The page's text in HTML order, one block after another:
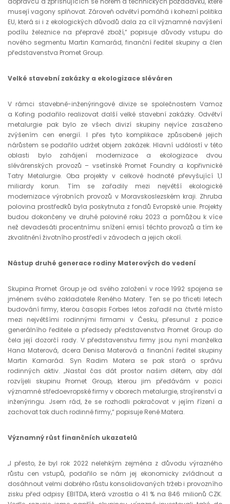
musejí vagony splňovat. Zároveň odvětví pomáhá i kohezní politika
EU, která si i z ekologických důvodů dala za cíl významné navýšení
podílu železnice na přepravě zboží,“ popisuje důvody vstupu do
nového segmentu Martin Kamarád, finanční ředitel skupiny a člen
představenstva Promet Group.
Velké stavební zakázky a ekologizace sléváren
V rámci stavebně-inženýringové divize se společnostem Vamoz
a Kofing podařilo realizovat další velké stavební zakázky. Odvětví
metalurgie pak bylo ze všech divizí skupiny nejvíce zasaženo
zvýšením cen energií. I přes tyto komplikace způsobené jejich
nárůstem se podařilo udržet objem zakázek. Hlavní událostí v této
oblasti bylo zahájení modernizace a ekologizace dvou
slévárenských provozů – vsetínské Promet Foundry a kopřivnické
Tatry Metalurgie. Oba projekty v celkové hodnotě převyšující 1,1
miliardy korun. Tím se zařadily mezi největší ekologické
modernizace výrobních provozů v Moravskoslezském kraji. Zhruba
polovina prostředků byla poskytnuta z fondů Evropské unie. Projekty
budou dokončeny ve druhé polovině roku 2023 a pomůžou k více
než devadesáti procentnímu snížení emisí těchto provozů a tím ke
zkvalitnění životního prostředí v závodech a jejich okolí.
Nástup druhé generace rodiny Materových do vedení
Skupina Promet Group je od svého založení v roce 1992 spojena se
jménem svého zakladatele Reného Matery. Ten se po třiceti letech
budování firmy, kterou časopis Forbes letos zařadil na čtvrté místo
mezi největšími rodinnými firmami v Česku, přesunul z pozice
generálního ředitele a předsedy představenstva Promet Group do
čela její dozorčí rady. V představenstvu firmy jsou nyní manželka
Hana Materová, dcera Denisa Materová a finanční ředitel skupiny
Martin Kamarád. Syn Radim Matera se pak stará o správu
rodinných aktiv. „Nastal čas dát prostor našim dětem, aby dál
rozvíjeli skupinu Promet Group, kterou jim předávám v pozici
významné středoevropské firmy v oborech metalurgie, strojírenství a
inženýringu. Jsem rád, že se rozhodli pokračovat v jejím řízení a
zachovat tak duch rodinné firmy,“ popisuje René Matera.
Významný růst finančních ukazatelů
„I přesto, že byl rok 2022 nelehkým zejména z důvodu výrazného
růstu cen vstupů, podařilo se nám jej ekonomicky zvládnout a
dosáhnout velmi dobrého růstu konsolidovaných tržeb i provozního
zisku před odpisy EBITDA, která vzrostla o 41 % na 846 milionů CZK.